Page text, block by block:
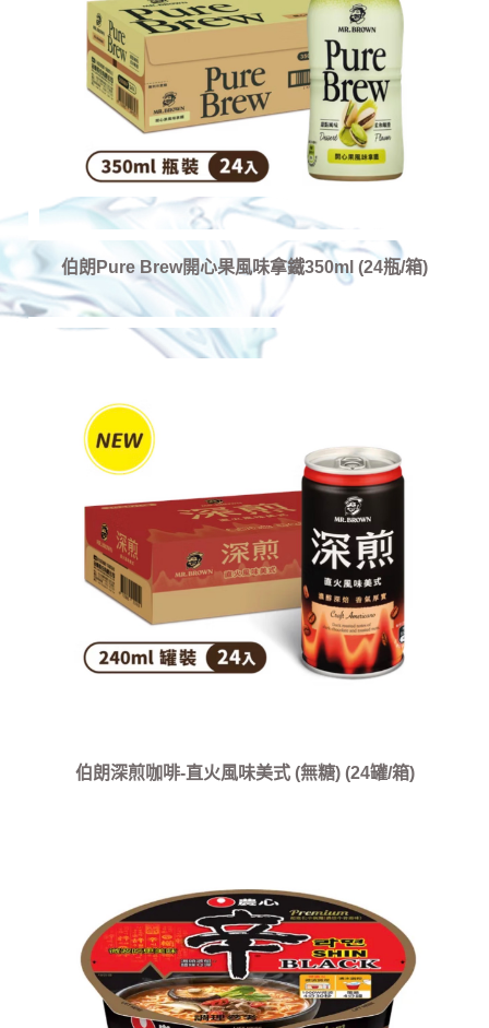
伯朗Pure Brew開心果風味拿鐵350ml (24瓶/箱)
伯朗深煎咖啡-直火風味美式 (無糖) (24罐/箱)